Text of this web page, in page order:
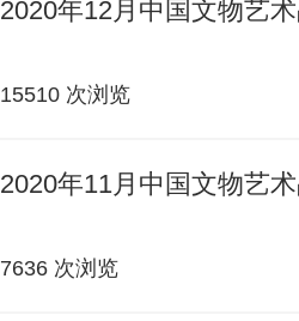
2020年12月中国文物艺
15510 次浏览
2020年11月中国文物艺
7636 次浏览